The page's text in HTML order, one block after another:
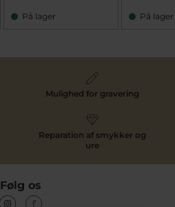
På lager På lager
Mulighed for gravering
Reparation af smykker og
ure
Følg os